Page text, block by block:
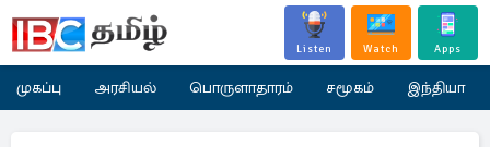
Listen Watch Apps
முகப்பு அரசியல் பொருளாதாரம் சமூகம் இந்தியா